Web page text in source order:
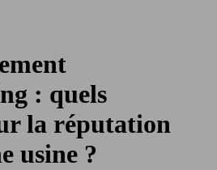
: quels
la réputation
usine ?